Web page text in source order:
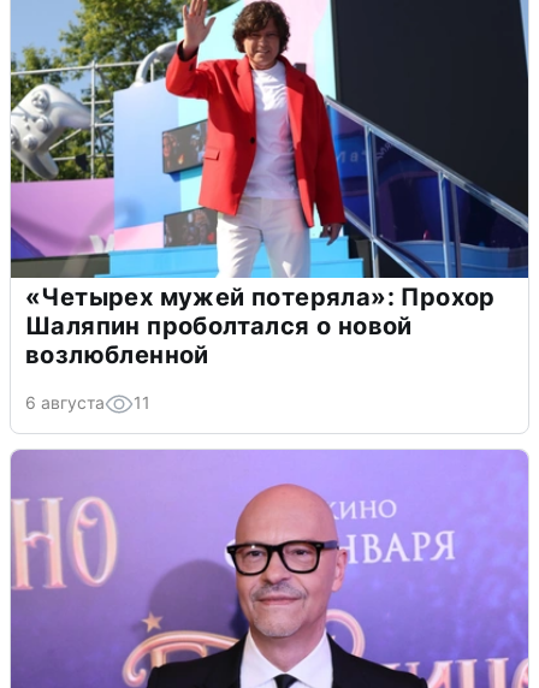
«Четырех мужей потеряла»: Прохор
Шаляпин проболтался о новой
возлюбленной
6 августа 11